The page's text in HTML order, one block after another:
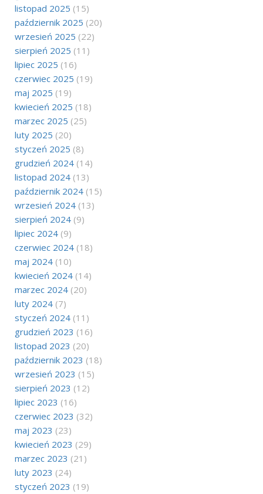
listopad 2025 (15)
październik 2025 (20)
wrzesień 2025 (22)
sierpień 2025 (11)
lipiec 2025 (16)
czerwiec 2025 (19)
maj 2025 (19)
kwiecień 2025 (18)
marzec 2025 (25)
luty 2025 (20)
styczeń 2025 (8)
grudzień 2024 (14)
listopad 2024 (13)
październik 2024 (15)
wrzesień 2024 (13)
sierpień 2024 (9)
lipiec 2024 (9)
czerwiec 2024 (18)
maj 2024 (10)
kwiecień 2024 (14)
marzec 2024 (20)
luty 2024 (7)
styczeń 2024 (11)
grudzień 2023 (16)
listopad 2023 (20)
październik 2023 (18)
wrzesień 2023 (15)
sierpień 2023 (12)
lipiec 2023 (16)
czerwiec 2023 (32)
maj 2023 (23)
kwiecień 2023 (29)
marzec 2023 (21)
luty 2023 (24)
styczeń 2023 (19)